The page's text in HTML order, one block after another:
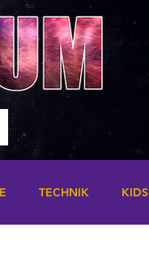
TECHNIK KIDS